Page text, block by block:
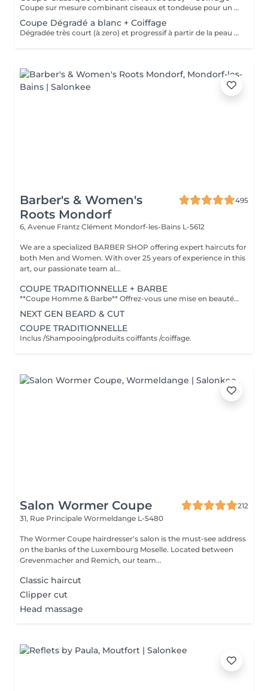
Coupe sur mesure combinant ciseaux et tondeuse pour un rendu net et elegant.
Coupe Dégradé a blanc + Coiffage
Dégradée très court (à zero) et progressif à partir de la peau ( tondeuse/ rasoir de finition).
Barber's & Women's
Roots Mondorf
495
6, Avenue Frantz Clément Mondorf-les-Bains L-5612
We are a specialized BARBER SHOP offering expert haircuts for
both Men and Women. With over 25 years of experience in this
art, our passionate team al...
COUPE TRADITIONNELLE + BARBE
**Coupe Homme & Barbe** Offrez-vous une mise en beauté complète avec notre service **Coupe Homme & Barbe**, conçu pour les hommes qui souhaitent un style parfaitement maîtrisé de la tête à la barbe. La prestation débute par une **consultation personnalisée** afin de définir la coupe et la forme de barbe qui mettront le mieux en valeur votre visage. Nos experts réalisent ensuite une **coupe de cheveux précise et structurée**, suivie d'un **travail minutieux de la barbe** : taille, définition des contours et mise en forme pour un rendu propre et harmonieux. Le service se termine par un **coiffage professionnel et une finition barbe soignée** pour un résultat net, élégant et durable. L'alliance parfaite entre coupe et barbe pour un look soigné, moderne et parfaitement équilibré.
NEXT GEN BEARD & CUT
COUPE TRADITIONNELLE
Inclus /Shampooing/produits coiffants /coiffage.
Salon Wormer Coupe
212
31, Rue Principale Wormeldange L-5480
The Wormer Coupe hairdresser's salon is the must-see address
on the banks of the Luxembourg Moselle. Located between
Grevenmacher and Remich, our team...
Classic haircut
Clipper cut
Head massage